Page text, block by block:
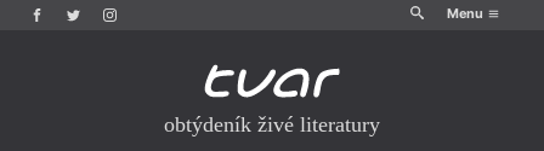
Menu
obtýdeník živé literatury